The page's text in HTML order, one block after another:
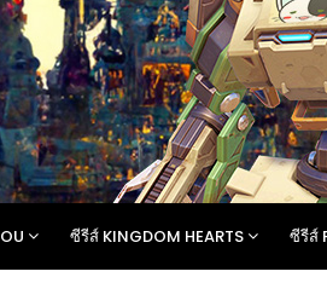
ซีรีส์ KINGDOM HEARTS ซีรีส์